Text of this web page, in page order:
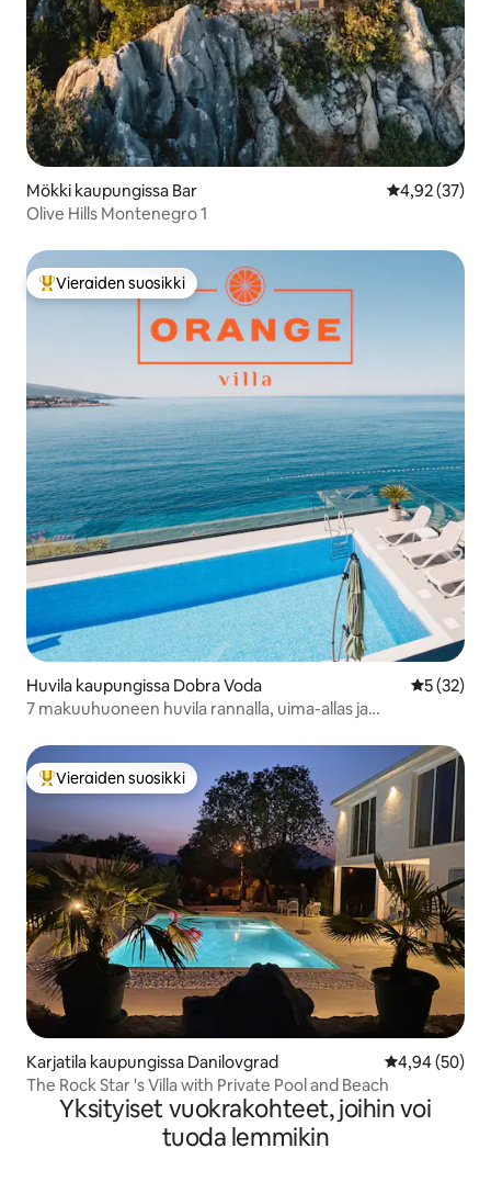
Mökki kaupungissa Bar
4,92 (37)
Olive Hills Montenegro 1
Vieraiden suosikkien parhaimmistoa
Vieraiden suosikki
Huvila kaupungissa Dobra Voda
5 (32)
7 makuuhuoneen huvila rannalla, uima-allas ja
Vieraiden suosikkien parhaimmistoa
Vieraiden suosikki
Karjatila kaupungissa Danilovgrad
4,94 (50)
The Rock Star 's Villa with Private Pool and Beach
Yksityiset vuokrakohteet, joihin voi
tuoda lemmikin